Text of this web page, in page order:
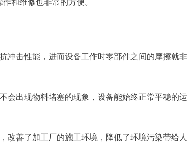
和维修也非常的方便。
冲击性能，进而设备工作时零部件之间的摩擦就非
会出现物料堵塞的现象，设备能始终正常平稳的运
改善了加工厂的施工环境，降低了环境污染带给人